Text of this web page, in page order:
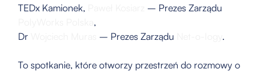
TEDx Kamionek,
– Prezes Zarządu
,
Dr
– Prezes Zarządu .
To spotkanie, które otworzy przestrzeń do rozmowy o